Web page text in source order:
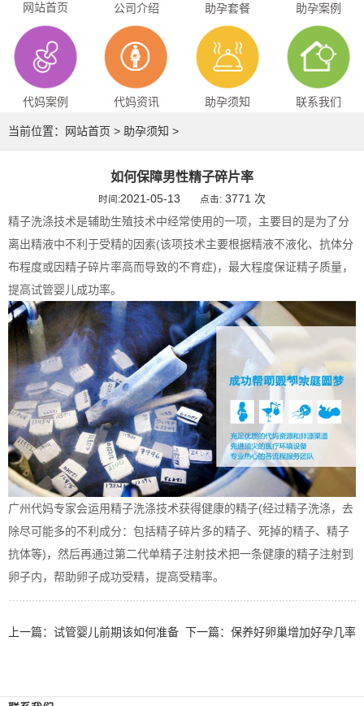
网站首页 公司介绍 助孕套餐 助孕案例
代妈案例 代妈资讯 助孕须知 联系我们
当前位置： 网站首页 > 助孕须知 >
如何保障男性精子碎片率
时间:2021-05-13 点击: 3771 次
精子洗涤技术是辅助生殖技术中经常使用的一项，主要目的是为了分
离出精液中不利于受精的因素(该项技术主要根据精液不液化、抗体分
布程度或因精子碎片率高而导致的不育症)，最大程度保证精子质量，
提高试管婴儿成功率。
广州代妈专家会运用精子洗涤技术获得健康的精子(经过精子洗涤，去
除尽可能多的不利成分：包括精子碎片多的精子、死掉的精子、精子
抗体等)，然后再通过第二代单精子注射技术把一条健康的精子注射到
卵子内，帮助卵子成功受精，提高受精率。
上一篇： 试管婴儿前期该如何准备 下一篇： 保养好卵巢增加好孕几率